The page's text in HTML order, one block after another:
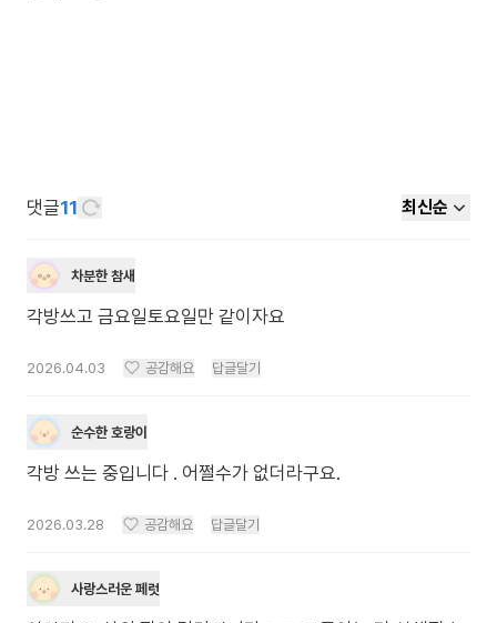
댓글11 최신순
차분한 참새
각방쓰고 금요일토요일만 같이자요
2026.04.03 공감해요 답글달기
순수한 호랑이
각방 쓰는 중입니다 . 어쩔수가 없더라구요.
2026.03.28 공감해요 답글달기
사랑스러운 페럿